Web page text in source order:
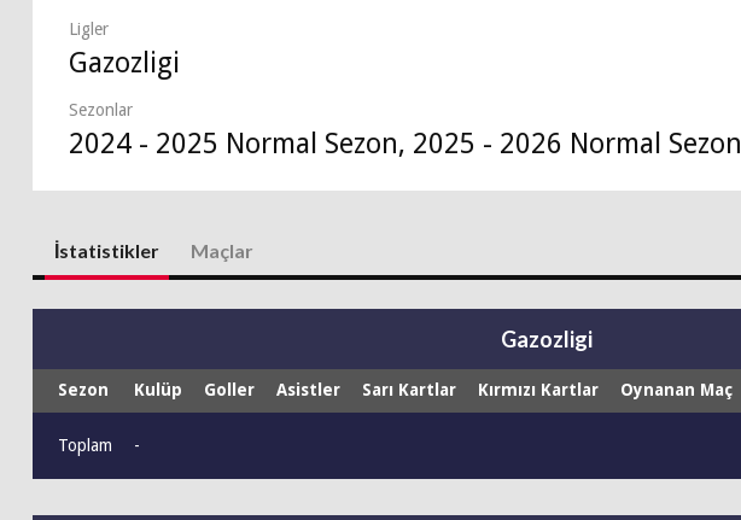
Ligler
Gazozligi
Sezonlar
2024 - 2025 Normal Sezon, 2025 - 2026 Normal Sezon
İstatistikler Maçlar
Gazozligi
Sezon Kulüp Goller Asistler Sarı Kartlar Kırmızı Kartlar Oynanan Maç
Toplam -